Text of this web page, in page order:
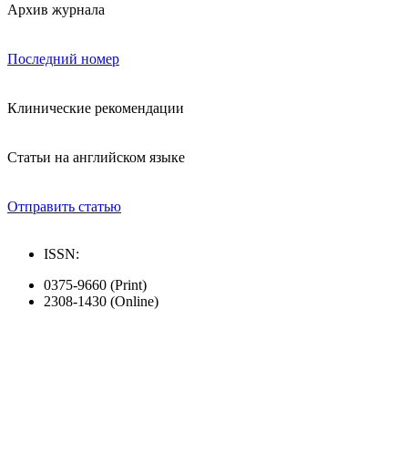
Архив журнала
Последний номер
Клинические рекомендации
Статьи на английском языке
Отправить статью
ISSN:
0375-9660 (Print)
2308-1430 (Online)